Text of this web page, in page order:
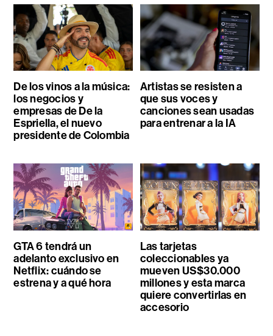
De los vinos a la música:
los negocios y
empresas de De la
Espriella, el nuevo
presidente de Colombia
Artistas se resisten a
que sus voces y
canciones sean usadas
para entrenar a la IA
GTA 6 tendrá un
adelanto exclusivo en
Netflix: cuándo se
estrena y a qué hora
Las tarjetas
coleccionables ya
mueven US$30.000
millones y esta marca
quiere convertirlas en
accesorio